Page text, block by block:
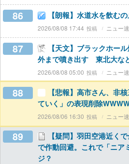
86 【朗報】水道水を飲む
2026/08/08 17:44 ニュー速
87
【天文】ブラックホー
外まで噴き出す 東北大な
2026/08/08 05:00 ニュー速
88
【悲報】高市さん、非
ていく」の表現削除
2026/08/06 16:30 ニュー速
89
【疑問】羽田空港近く
で作動回避。これで「ニア
ジ？